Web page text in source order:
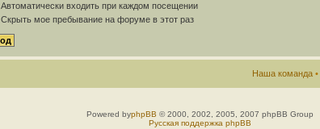
Автоматически входить при каждом посещении
Скрыть мое пребывание на форуме в этот раз
Наша команда •
Powered byphpBB © 2000, 2002, 2005, 2007 phpBB Group
Русская поддержка phpBB